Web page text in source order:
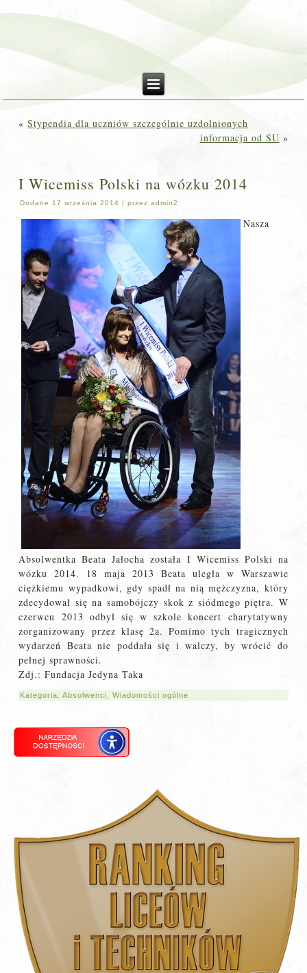
«Stypendia dla uczniów szczególnie uzdolnionych
informacja od SU »
I Wicemiss Polski na wózku 2014
Dodane 17 września 2014 |przez admin2
Nasza
Absolwentka Beata Jałocha została I Wicemiss Polski na
wózku 2014. 18 maja 2013 Beata uległa w Warszawie
ciężkiemu wypadkowi, gdy spadł na nią mężczyzna, który
zdecydował się na samobójczy skok z siódmego piętra. W
czerwcu 2013 odbył się w szkole koncert charytatywny
zorganizowany przez klasę 2a. Pomimo tych tragicznych
wydarzeń Beata nie poddała się i walczy, by wrócić do
pełnej sprawności.
Zdj.: Fundacja Jedyna Taka
Kategoria:Absolwenci ,Wiadomości ogólne